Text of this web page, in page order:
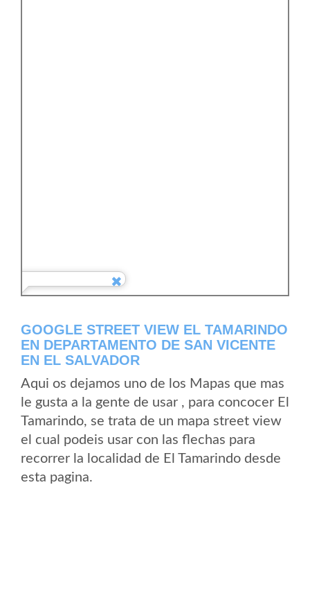
GOOGLE STREET VIEW EL TAMARINDO
EN DEPARTAMENTO DE SAN VICENTE
EN EL SALVADOR
Aqui os dejamos uno de los Mapas que mas
le gusta a la gente de usar , para concocer El
Tamarindo, se trata de un mapa street view
el cual podeis usar con las flechas para
recorrer la localidad de El Tamarindo desde
esta pagina.